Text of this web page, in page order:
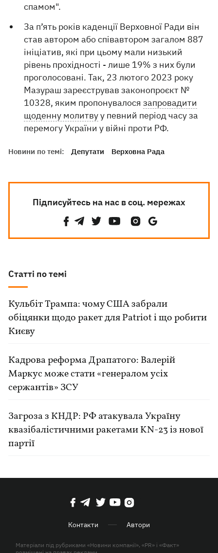
спамом".
За п’ять років каденції Верховної Ради він
став автором або співавтором загалом 887
ініціатив, які при цьому мали низький
рівень прохідності - лише 19% з них були
проголосовані. Так, 23 лютого 2023 року
Мазураш зареєстрував законопроєкт №
10328, яким пропонувалосязапровадити
щоденну молитвуу певний період часу за
перемогу України у війні проти РФ.
Новини по темі: Депутати Верховна Рада
Підписуйтесь на нас в соц. мережах
Статті по темі
Кульбіт Трампа: чому США забрали
обіцянки щодо ракет для Patriot і що робити
Києву
Кадрова реформа Драпатого: Валерій
Маркус може стати «генералом усіх
сержантів» ЗСУ
Загроза з КНДР: РФ атакувала Україну
квазібалістичними ракетами KN-23 із нової
партії
Контакти Автори
Матеріали під рубриками «Новини компанії», «PR» і «Факт»